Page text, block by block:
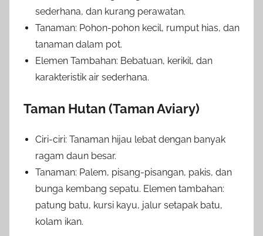
sederhana, dan kurang perawatan.
Tanaman: Pohon-pohon kecil, rumput hias, dan
tanaman dalam pot.
Elemen Tambahan: Bebatuan, kerikil, dan
karakteristik air sederhana.
Taman Hutan (Taman Aviary)
Ciri-ciri: Tanaman hijau lebat dengan banyak
ragam daun besar.
Tanaman: Palem, pisang-pisangan, pakis, dan
bunga kembang sepatu. Elemen tambahan:
patung batu, kursi kayu, jalur setapak batu,
kolam ikan.